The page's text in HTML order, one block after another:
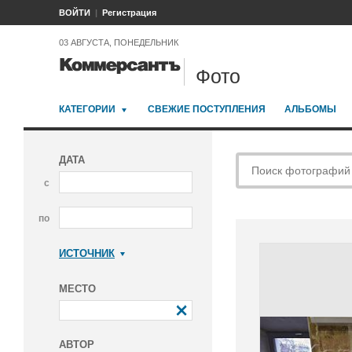
ВОЙТИ Регистрация
03 АВГУСТА, ПОНЕДЕЛЬНИК
Фото
КАТЕГОРИИ СВЕЖИЕ ПОСТУПЛЕНИЯ АЛЬБОМЫ
ДАТА
с
по
ИСТОЧНИК
МЕСТО
АВТОР